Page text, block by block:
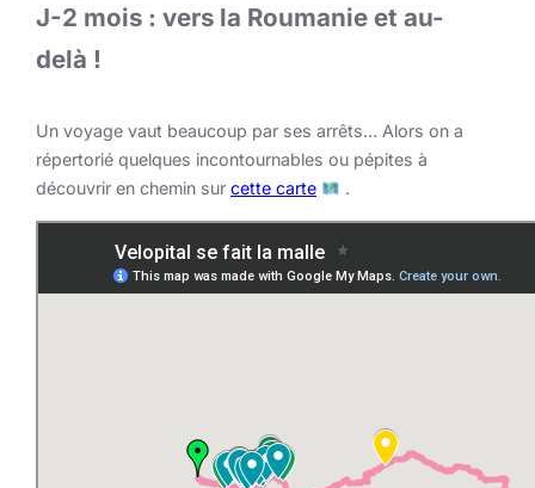
J-2 mois : vers la Roumanie et au-
delà !
Un voyage vaut beaucoup par ses arrêts… Alors on a
répertorié quelques incontournables ou pépites à
découvrir en chemin sur cette carte .